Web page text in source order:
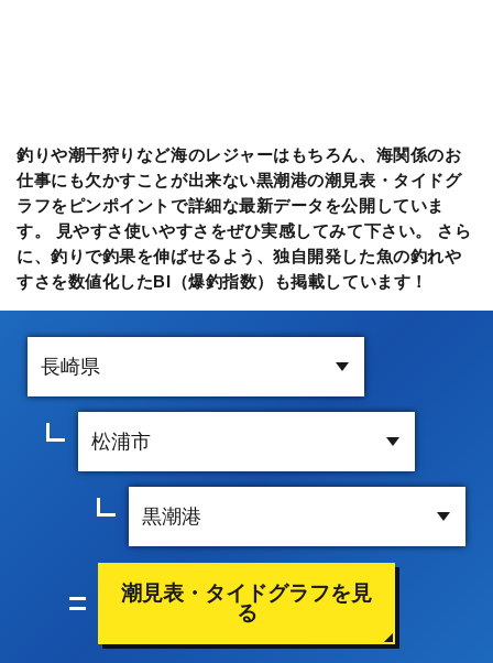
釣りや潮干狩りなど海のレジャーはもちろん、海関係のお
仕事にも欠かすことが出来ない黒潮港の潮見表・タイドグ
ラフをピンポイントで詳細な最新データを公開していま
す。 見やすさ使いやすさをぜひ実感してみて下さい。 さら
に、釣りで釣果を伸ばせるよう、独自開発した魚の釣れや
すさを数値化したBI（爆釣指数）も掲載しています！
潮見表・タイドグラフを見
る